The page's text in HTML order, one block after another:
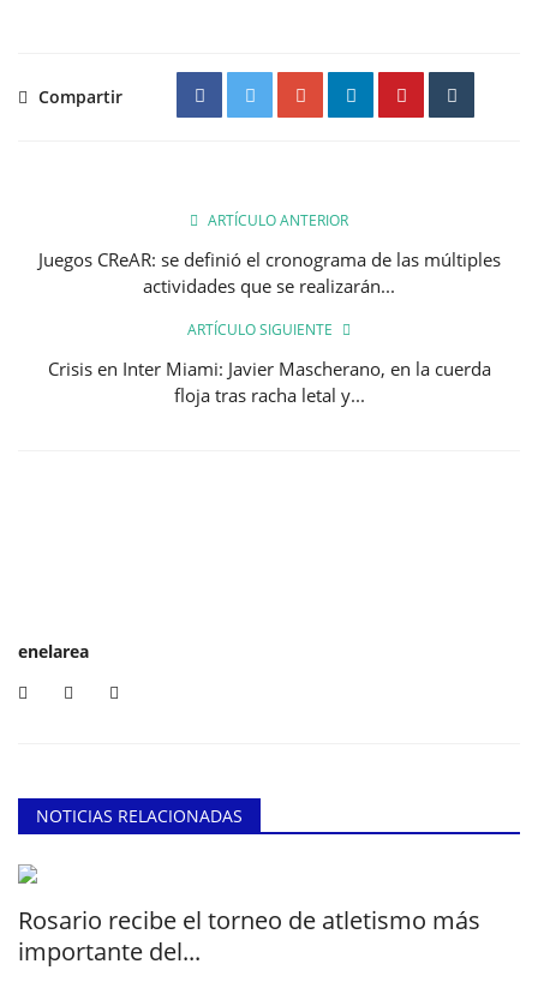
Compartir
ARTÍCULO ANTERIOR
Juegos CReAR: se definió el cronograma de las múltiples
actividades que se realizarán...
ARTÍCULO SIGUIENTE
Crisis en Inter Miami: Javier Mascherano, en la cuerda
floja tras racha letal y...
enelarea
NOTICIAS RELACIONADAS
Rosario recibe el torneo de atletismo más
importante del...